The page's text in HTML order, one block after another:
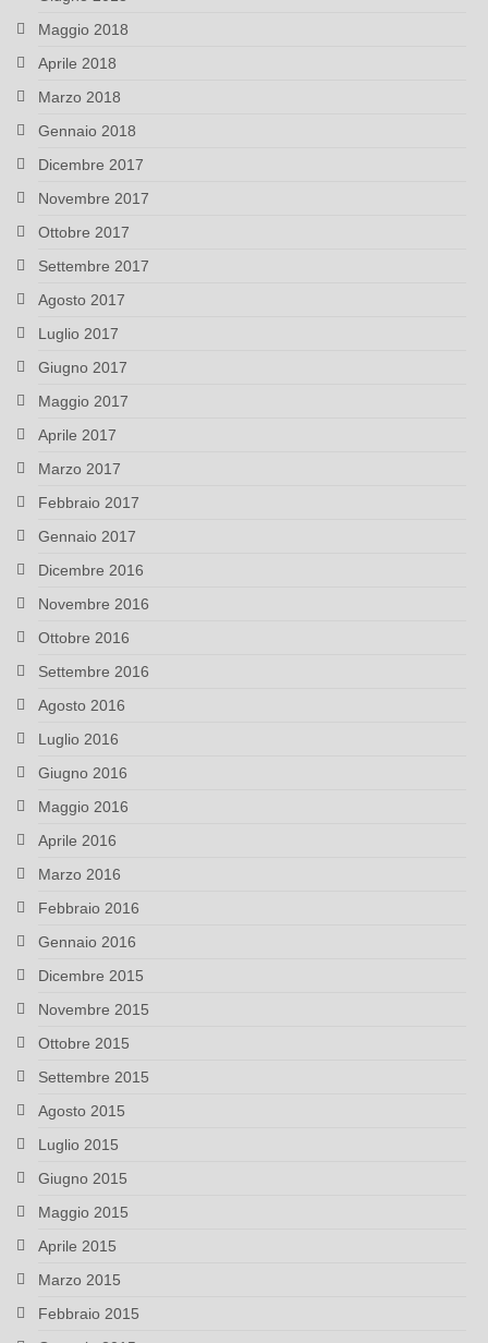
Maggio 2018
Aprile 2018
Marzo 2018
Gennaio 2018
Dicembre 2017
Novembre 2017
Ottobre 2017
Settembre 2017
Agosto 2017
Luglio 2017
Giugno 2017
Maggio 2017
Aprile 2017
Marzo 2017
Febbraio 2017
Gennaio 2017
Dicembre 2016
Novembre 2016
Ottobre 2016
Settembre 2016
Agosto 2016
Luglio 2016
Giugno 2016
Maggio 2016
Aprile 2016
Marzo 2016
Febbraio 2016
Gennaio 2016
Dicembre 2015
Novembre 2015
Ottobre 2015
Settembre 2015
Agosto 2015
Luglio 2015
Giugno 2015
Maggio 2015
Aprile 2015
Marzo 2015
Febbraio 2015